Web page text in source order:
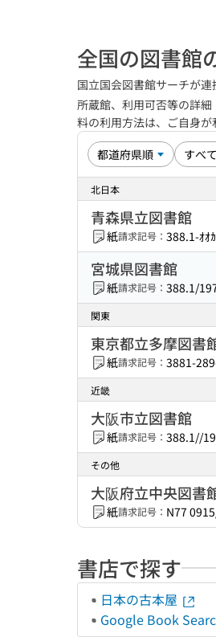
全国の図書館
国立国会図書館サーチが
所蔵館、利用可否等の詳
料の利用方法は、ご自身
北日本
青森県立図書館
紙請求記号： 388.1-ｵｵ
宮城県図書館
紙請求記号： 388.1/
関東
東京都立多摩図書
紙請求記号： 3881-
近畿
大阪市立図書館
紙請求記号： 388.1//
その他
大阪府立中央図書
紙請求記号： N77
書店で探す
日本の古本屋
Google Book